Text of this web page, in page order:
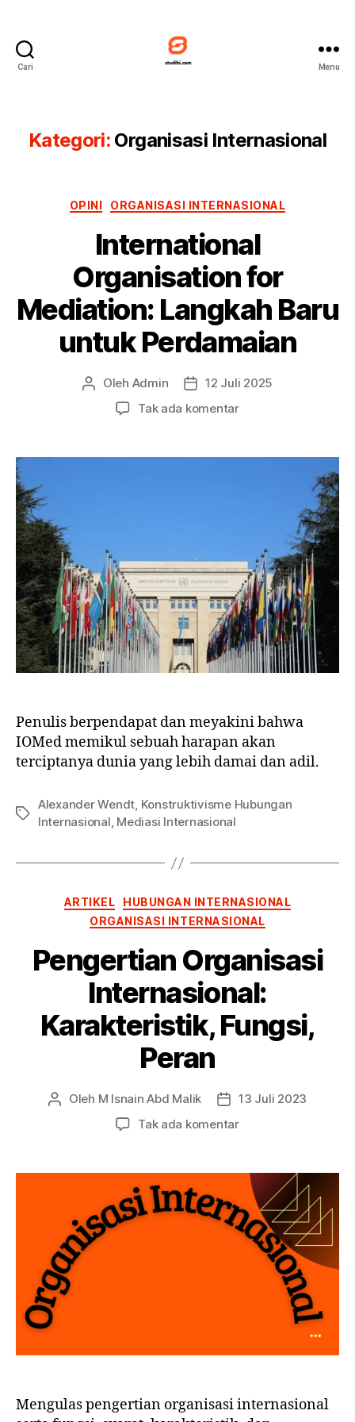
Cari Menu
Kategori: Organisasi Internasional
Kategori
OPINI ORGANISASI INTERNASIONAL
International
Organisation for
Mediation: Langkah Baru
untuk Perdamaian
Penulis
artikel
Oleh Admin
Tanggal
12 Juli 2025
Tak ada komentarpada
for
Perdamaian
Penulis berpendapat dan meyakini bahwa
IOMed memikul sebuah harapan akan
terciptanya dunia yang lebih damai dan adil.
Tag
Alexander Wendt, Konstruktivisme Hubungan
Internasional, Mediasi Internasional
Kategori
ARTIKEL
HUBUNGAN INTERNASIONAL
ORGANISASI INTERNASIONAL
Pengertian Organisasi
Internasional:
Karakteristik, Fungsi,
Peran
Penulis
Oleh M Isnain Abd Malik
Tanggal
artikel
13 Juli 2023
Tak ada komentarpada
Internasional:
Karakteristik,
Fungsi,
Peran
Mengulas pengertian organisasi internasional